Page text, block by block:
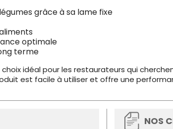
grâce à sa lame fixe
optimale
terme
choix idéal pour les restaurateurs qui
est facile à utiliser et offre une
NOS